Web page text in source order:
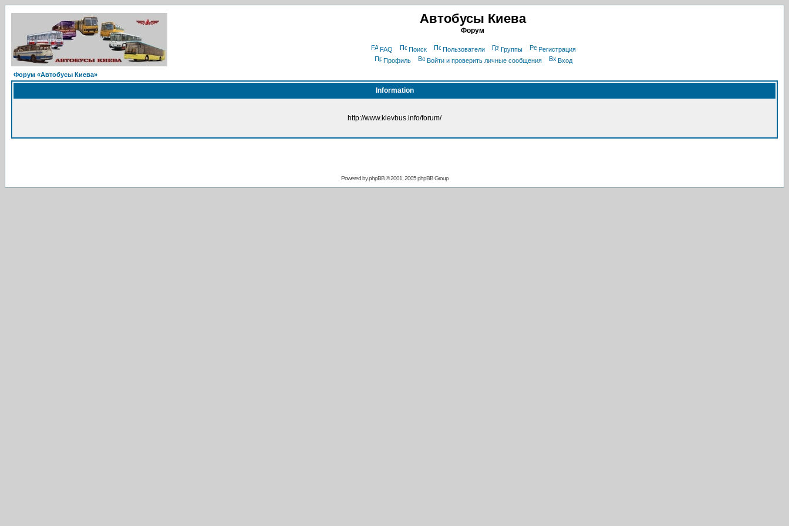
Автобусы Киева
Форум
FAQ Поиск Пользователи Группы
Регистрация
Профиль
Войти и проверить личные сообщения
Вход
Форум «Автобусы Киева»
Information
http://www.kievbus.info/forum/
Powered byphpBB© 2001, 2005 phpBB Group